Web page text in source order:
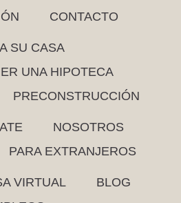
CONTACTO
SU CASA
UNA HIPOTECA
PRECONSTRUCCIÓN
NOSOTROS
PARA EXTRANJEROS
VIRTUAL
BLOG